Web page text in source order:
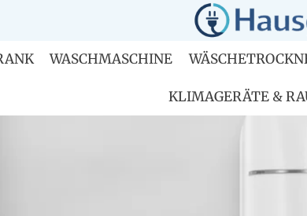
WASCHMASCHINE
KLIMAGERÄTE &